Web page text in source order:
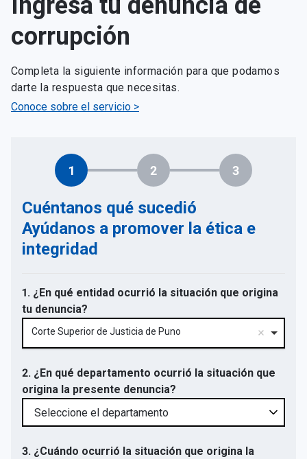
corrupción
Completa la siguiente información para que podamos
darte la respuesta que necesitas.
Conoce sobre el servicio >
1 2 3
Cuéntanos qué sucedió
Ayúdanos a promover la ética e
integridad
1. ¿En qué entidad ocurrió la situación que origina
tu denuncia?
Corte Superior de Justicia de Puno
2. ¿En qué departamento ocurrió la situación que
origina la presente denuncia?
3. ¿Cuándo ocurrió la situación que origina la